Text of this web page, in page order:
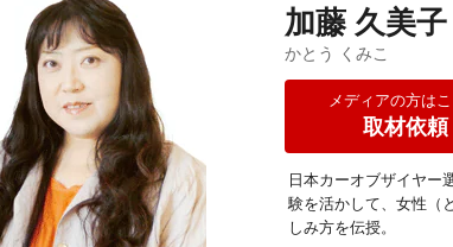
加藤 久美子
かとう くみこ
メディアの方は
取材依頼
日本カーオブザイヤー
験を活かして、女性（
しみ方を伝授。